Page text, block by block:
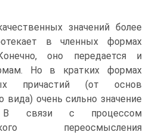
значений более
в членных формах
оно передается и
Но в кратких формах
причастий (от основ
вида) очень сильно значение
В связи с процессом
переосмысления